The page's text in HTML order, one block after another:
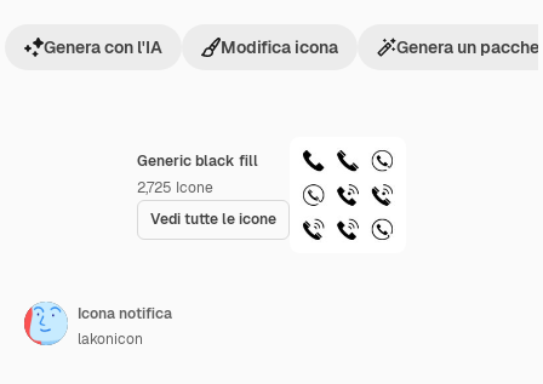
Generic black fill
2,725 Icone
Vedi tutte le icone
Genera con l'IA Modifica icona Genera un
Icona notifica
lakonicon